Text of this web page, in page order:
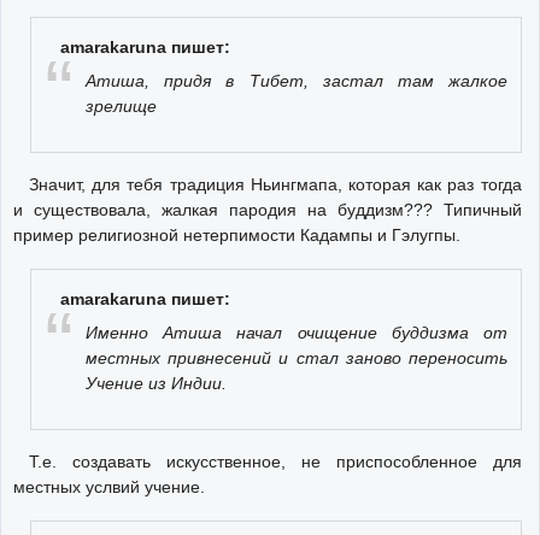
amarakaruna пишет:
Атиша, придя в Тибет, застал там жалкое
зрелище
Значит, для тебя традиция Ньингмапа, которая как раз тогда
и существовала, жалкая пародия на буддизм??? Типичный
пример религиозной нетерпимости Кадампы и Гэлугпы.
amarakaruna пишет:
Именно Атиша начал очищение буддизма от
местных привнесений и стал заново переносить
Учение из Индии.
Т.е. создавать искусственное, не приспособленное для
местных услвий учение.